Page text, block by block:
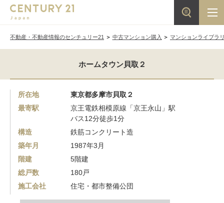
不動産・不動産情報のセンチュリー21 中古マンション購入 マンションライブラ
ホームタウン貝取２
所在地
東京都多摩市貝取２
最寄駅
京王電鉄相模原線「京王永山」駅
バス12分徒歩1分
構造
鉄筋コンクリート造
築年月
1987年3月
階建
5階建
総戸数
180戸
施工会社
住宅・都市整備公団